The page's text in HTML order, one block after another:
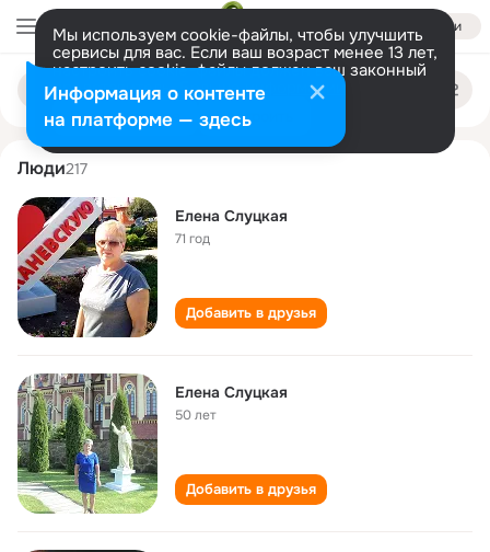
Войти
Мы используем cookie-файлы, чтобы улучшить
сервисы для вас. Если ваш возраст менее 13 лет,
настроить cookie-файлы должен ваш законный
представитель. Больше информации
Разрешить все Настроить
Поиск
людям
elena slutskaya
Люди217
Елена Слуцкая
71 год
Добавить в друзья
Елена Слуцкая
50 лет
Добавить в друзья
Информация о контенте
на платформе — здесь